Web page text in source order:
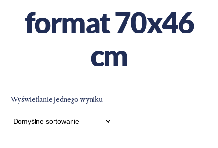
format 70x46
cm
Wyświetlanie jednego wyniku